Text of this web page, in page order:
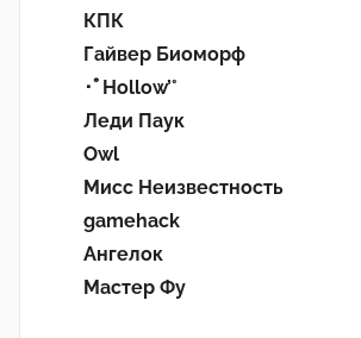
КПК
Гайвер Биоморф
･ﾟHollow’°
Леди Паук
Owl
Мисс Неизвестность
gamehack
Ангелок
Мастер Фу